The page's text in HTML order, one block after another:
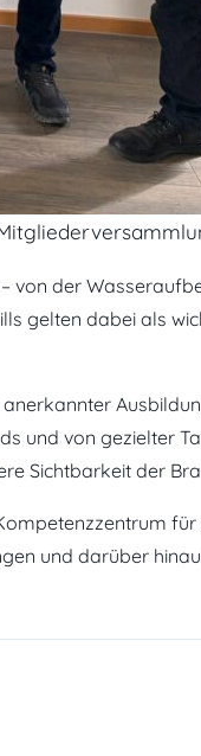
von der
gelten dabei als
und von gezielter
Sichtbarkeit der
und darüber